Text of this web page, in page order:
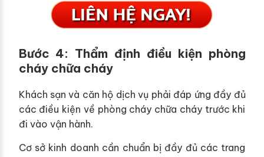
Bước 4: Thẩm định điều kiện phòng
cháy chữa cháy
Khách sạn và căn hộ dịch vụ phải đáp ứng đầy đủ
các điều kiện về phòng cháy chữa cháy trước khi
đi vào vận hành.
Cơ sở kinh doanh cần chuẩn bị đầy đủ các trang